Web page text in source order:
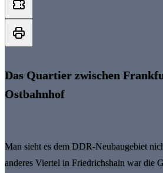
Das Quartier zwischen
Ostbahnhof
Man sieht es dem DDR-Neubaugebiet
anderes Viertel in Friedrichshain war die